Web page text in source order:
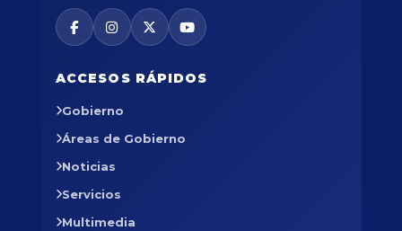
ACCESOS RÁPIDOS
Gobierno
Áreas de Gobierno
Noticias
Servicios
Multimedia